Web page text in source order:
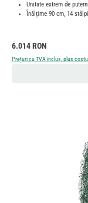
Unitate extrem de
Înălțime 90 cm, 14
Preț obișnuit:
6.014 RON
Prețuri cu TVA inclus, plus